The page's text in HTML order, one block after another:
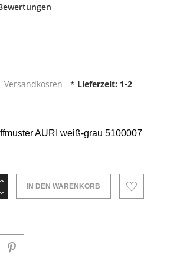
Versandkosten * Lieferzeit: 1-2
AURI weiß-grau 5100007
IN DEN WARENKORB